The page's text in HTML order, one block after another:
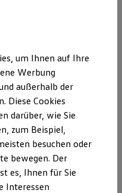
Apps
ID. Buzz
Transporter/Caravelle
Amarok
Modelle
Updates
Sicherheitssysteme
hamburg.de
Martin
34d Abs.4 GewO
um Ihnen auf Ihre
Werbung
außerhalb der
Diese Cookies
darüber, wie Sie
zum Beispiel,
besuchen oder
bewegen. Der
es, Ihnen für Sie
Interessen